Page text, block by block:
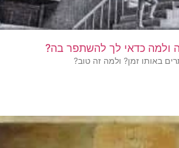
ולמה כדאי לך להשתפר בה?
באותו זמן? ולמה זה טוב?